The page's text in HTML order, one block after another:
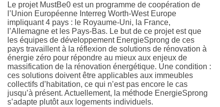
Le projet MustBe0 est un programme de coopération de
l’Union Européenne Interreg Worth-West Europe
impliquant 4 pays : le Royaume-Uni, la France,
l’Allemagne et les Pays-Bas. Le but de ce projet est que
les équipes de développement EnergieSprong de ces
pays travaillent à la réflexion de solutions de rénovation à
énergie zéro pour répondre au mieux aux enjeux de
massification de la rénovation énergétique. Une condition :
ces solutions doivent être applicables aux immeubles
collectifs d’habitation, ce qui n’est pas encore le cas
jusqu’à présent. Actuellement, la méthode EnergieSprong
s’adapte plutôt aux logements individuels.